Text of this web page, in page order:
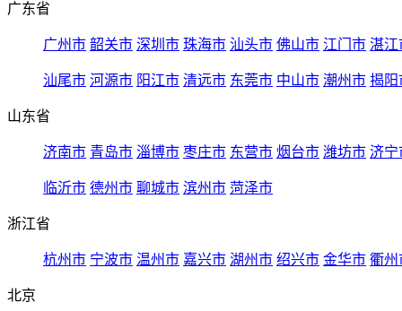
广东省
广州市 韶关市 深圳市 珠海市 汕头市 佛山市 江门市 湛江
汕尾市 河源市 阳江市 清远市 东莞市 中山市 潮州市 揭阳
山东省
济南市 青岛市 淄博市 枣庄市 东营市 烟台市 潍坊市 济宁
临沂市 德州市 聊城市 滨州市 菏泽市
浙江省
杭州市 宁波市 温州市 嘉兴市 湖州市 绍兴市 金华市 衢州
北京